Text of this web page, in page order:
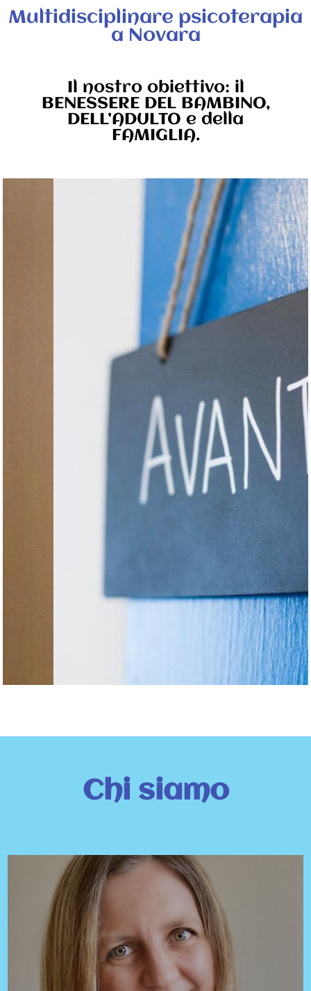
Multidisciplinare psicoterapia
a Novara
Il nostro obiettivo: il
BENESSERE DEL BAMBINO,
DELL’ADULTO e della
FAMIGLIA.
Chi siamo